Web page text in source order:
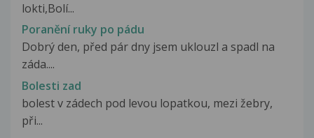
lokti,Bolí...
Poranění ruky po pádu
Dobrý den, před pár dny jsem uklouzl a spadl na
záda....
Bolesti zad
bolest v zádech pod levou lopatkou, mezi žebry,
při...